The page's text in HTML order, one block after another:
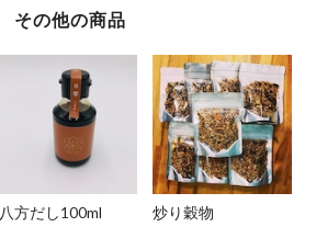
その他の商品
八方だし100ml 炒り穀物